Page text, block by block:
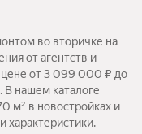
во вторичке на
от агентств и
цене от 3 099 000 ₽ до
нашем каталоге
м² в новостройках и